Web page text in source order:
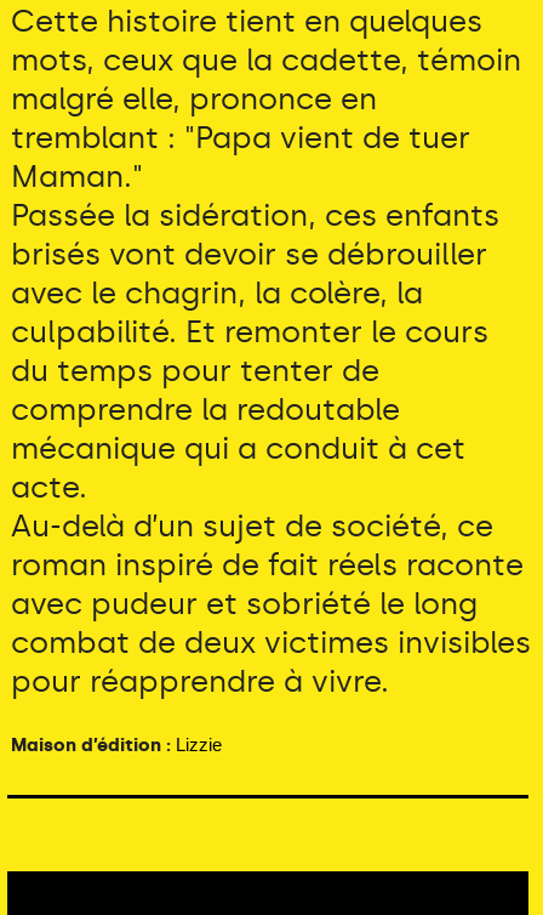
Cette histoire tient en quelques
mots, ceux que la cadette, témoin
malgré elle, prononce en
tremblant : "Papa vient de tuer
Maman."
Passée la sidération, ces enfants
brisés vont devoir se débrouiller
avec le chagrin, la colère, la
culpabilité. Et remonter le cours
du temps pour tenter de
comprendre la redoutable
mécanique qui a conduit à cet
acte.
Au-delà d’un sujet de société, ce
roman inspiré de fait réels raconte
avec pudeur et sobriété le long
combat de deux victimes invisibles
pour réapprendre à vivre.
Maison d’édition : Lizzie